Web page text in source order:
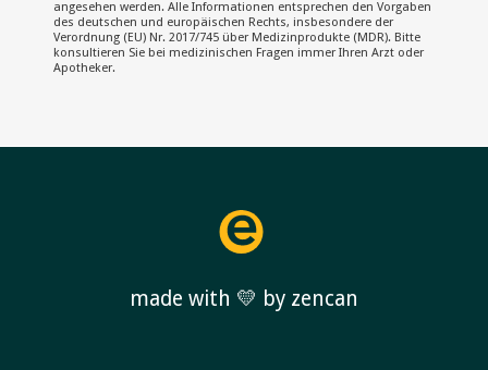
angesehen werden. Alle Informationen entsprechen den Vorgaben
des deutschen und europäischen Rechts, insbesondere der
Verordnung (EU) Nr. 2017/745 über Medizinprodukte (MDR). Bitte
konsultieren Sie bei medizinischen Fragen immer Ihren Arzt oder
Apotheker.
made with 💛 by zencan